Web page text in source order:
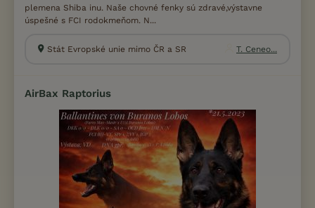
plemena Shiba inu. Naše chovné fenky sú zdravé,výstavne
úspešné s FCI rodokmeňom. N...
Stát Evropské unie mimo ČR a SR T. Ceneo...
AirBax Raptorius